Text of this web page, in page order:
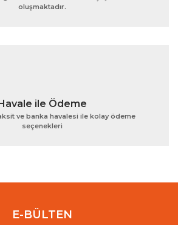
Gönder
oluşmaktadır.
ile Ödeme
ve banka havalesi ile kolay ödeme
seçenekleri
E-BÜLTEN